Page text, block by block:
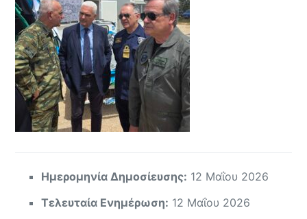
Ημερομηνία Δημοσίευσης: 12 Μαΐου 2026
Τελευταία Ενημέρωση: 12 Μαΐου 2026